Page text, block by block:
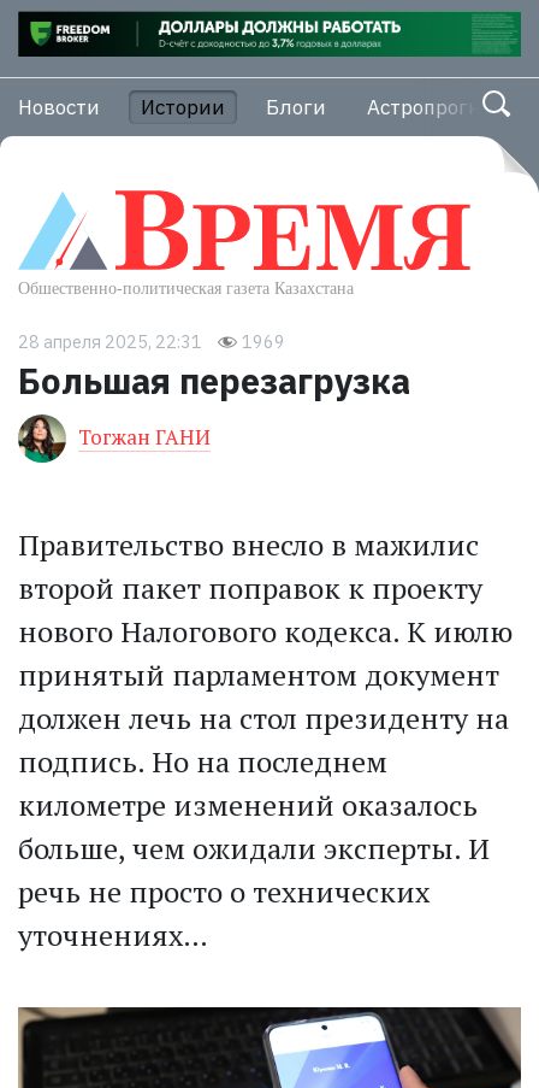
Новости Истории Блоги Астропрогноз
28 апреля 2025, 22:31 1969
Большая перезагрузка
Тогжан ГАНИ
Правительство внесло в мажилис
второй пакет поправок к проекту
нового Налогового кодекса. К июлю
принятый парламентом документ
должен лечь на стол президенту на
подпись. Но на последнем
километре изменений оказалось
больше, чем ожидали эксперты. И
речь не просто о технических
уточнениях…